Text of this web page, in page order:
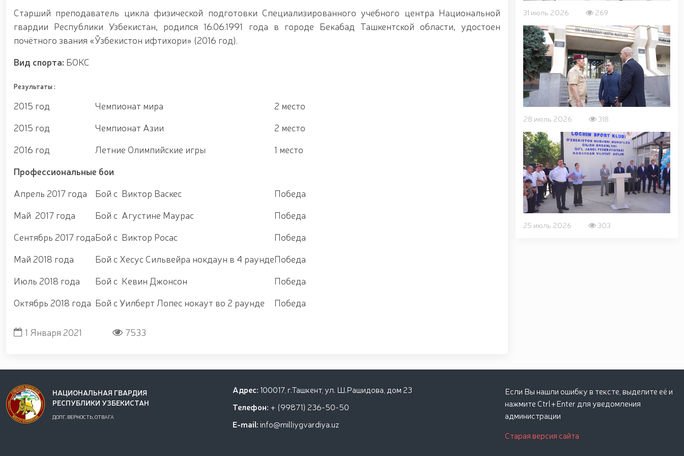
Старший преподаватель цикла физической подготовки Специализированного учебного центра Национальной
гвардии Республики Узбекистан, родился 16.06.1991 года в городе Бекабад Ташкентской области, удостоен
почётного звания «Ўзбекистон ифтихори» (2016 год).
Вид спорта: БОКС
Результаты :
2015 год Чемпионат мира
2 место
2015 год
Чемпионат Азии
2 место
2016 год
Летние Олимпийские игры
1 место
Профессиональные бои
Апрель 2017 года
Бой с Виктор Васкес
Победа
Май 2017 года
Бой с Агустине Маурас
Победа
Сентябрь 2017 годаБой с Виктор Росас
Победа
Май 2018 года
Бой с Хесус Сильвейра нокдаун в 4 раундеПобеда
Июль 2018 года
Бой с Кевин Джонсон
Победа
Октябрь 2018 года Бой с Уилберт Лопес нокаут во 2 раунде Победа
1 Января 2021 7533
31 июль 2026 269
28 июль 2026 318
25 июль 2026 303
НАЦИОНАЛЬНАЯ ГВАРДИЯ
РЕСПУБЛИКИ УЗБЕКИСТАН
ДОЛГ, ВЕРНОСТЬ, ОТВАГА
Адрес: 100017, г.Ташкент, ул. Ш.Рашидова, дом 23
Телефон: + (99871) 236-50-50
E-mail:info@milliygvardiya.uz
Если Вы нашли ошибку в тексте, выделите её и
нажмите Ctrl+Enter для уведомления
администрации
Старая версия сайта